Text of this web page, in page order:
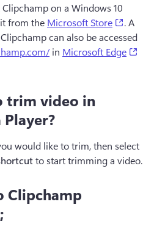
on a Windows 10
from the Microsoft Store
. A
can also be accessed
in Microsoft Edge
trim video in
would like to trim, then select
Clipchamp